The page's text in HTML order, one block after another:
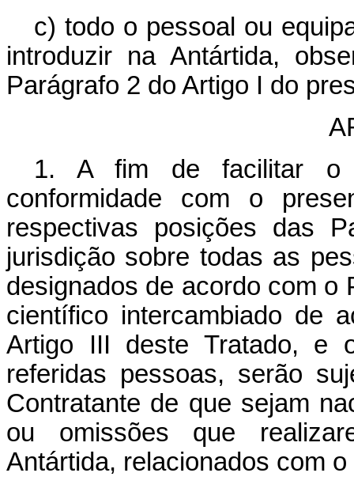
c) todo o pessoal ou
introduzir na Antártida,
Parágrafo 2 do Artigo I do
1. A fim de facilitar o
conformidade com o
respectivas posições das
jurisdição sobre todas as
designados de acordo com o
científico intercambiado de
Artigo III deste Tratado, e
referidas pessoas, serão
Contratante de que sejam
ou omissões que
Antártida, relacionados com